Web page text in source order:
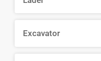
Excavator